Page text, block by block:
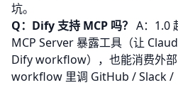
坑。
Q：Dify 支持 MCP 吗？ A：1.0
MCP Server 暴露工具（让
Dify workflow），也能消费外
workflow 里调 GitHub / Slack /